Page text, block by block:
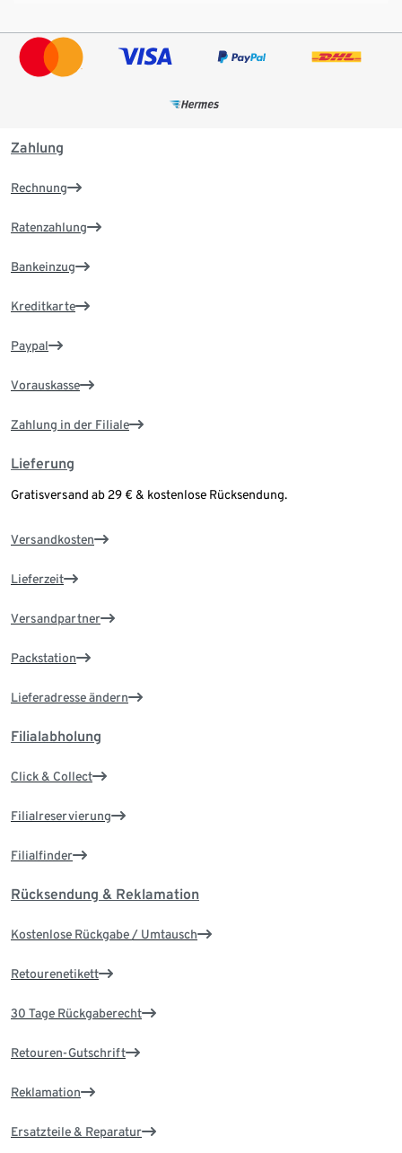
Zahlung
Rechnung
Ratenzahlung
Bankeinzug
Kreditkarte
Paypal
Vorauskasse
Zahlung in der Filiale
Lieferung
Gratisversand ab 29 € & kostenlose Rücksendung.
Versandkosten
Lieferzeit
Versandpartner
Packstation
Lieferadresse ändern
Filialabholung
Click & Collect
Filialreservierung
Filialfinder
Rücksendung & Reklamation
Kostenlose Rückgabe / Umtausch
Retourenetikett
30 Tage Rückgaberecht
Retouren-Gutschrift
Reklamation
Ersatzteile & Reparatur